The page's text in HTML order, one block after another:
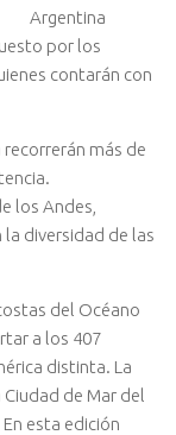
Argentina
por los
contarán con
más de
los Andes,
la diversidad de las
del Océano
a los 407
distinta. La
de Mar del
esta edición